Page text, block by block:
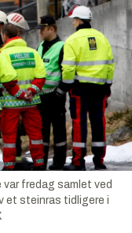
fredag samlet ved
et steinras tidligere i